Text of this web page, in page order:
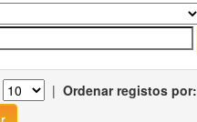
| Ordenar registos por: